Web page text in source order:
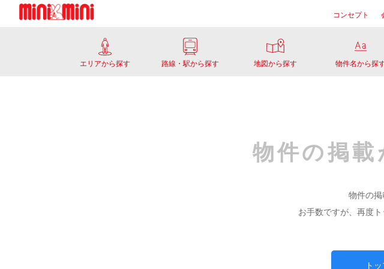
コンセプト
エリアから探す 路線・駅から探す 地図から探す 物件名から探
物件の掲載
物件の掲
お手数ですが、再度
ト